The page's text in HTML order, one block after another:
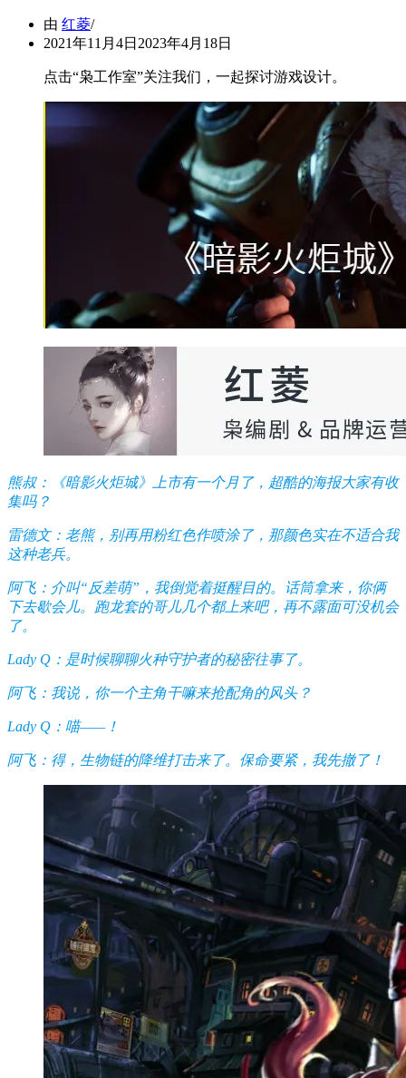
由 红菱
2021年11月4日 2023年4月18日
点击“枭工作室”关注我们，一起探讨游戏设计。
熊叔：《暗影火炬城》上市有一个月了，超酷的海报大家有收
集吗？
雷德文：老熊，别再用粉红色作喷涂了，那颜色实在不适合我
这种老兵。
阿飞：介叫“反差萌”，我倒觉着挺醒目的。话筒拿来，你俩
下去歇会儿。跑龙套的哥儿几个都上来吧，再不露面可没机会
了。
Lady Q：是时候聊聊火种守护者的秘密往事了。
阿飞：我说，你一个主角干嘛来抢配角的风头？
Lady Q：喵——！
阿飞：得，生物链的降维打击来了。保命要紧，我先撤了！